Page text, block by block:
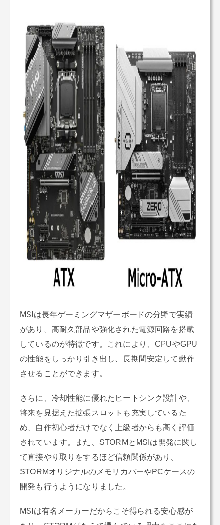
MSIは長年ゲーミングマザーボードの分野で実績
があり、高耐久部品や強化された電源回路を搭載
しているのが特徴です。これにより、CPUやGPU
の性能をしっかり引き出し、長期間安定して動作
させることができます。
さらに、冷却性能に優れたヒートシンク設計や、
将来を見据えた拡張スロットも充実しているた
め、自作初心者だけでなく上級者からも高く評価
されています。また、STORMとMSIは開発に関し
て直接やり取りをするほど信頼関係があり、
STORMオリジナルのメモリカバーやPCケースの
開発も行うようになりました。
MSIは有名メーカーだからこそ得られる安心感が